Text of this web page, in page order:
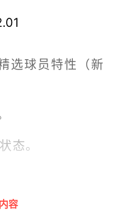
选球员特性（新
态。
等级突破，不同
同。
容